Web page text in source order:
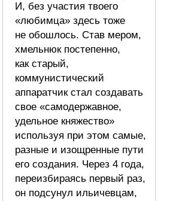
И, без участия твоего
«любимца» здесь тоже
не обошлось. Став мером,
хмельнюк постепенно,
как старый,
коммунистический
аппаратчик стал создавать
свое «самодержавное,
удельное княжество»
используя при этом самые,
разные и изощренные пути
его создания. Через 4 года,
переизбираясь первый раз,
он подсунул ильичевцам,